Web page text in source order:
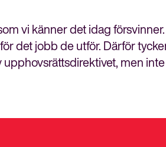
vi känner det idag
det jobb de utför. Därför
men